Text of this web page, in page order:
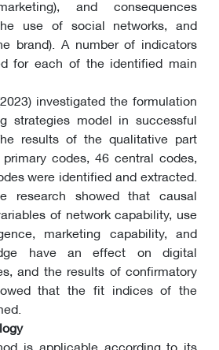
and consequences
use of social networks, and
brand). A number of indicators
for each of the identified main
investigated the formulation
strategies model in successful
results of the qualitative part
codes, 46 central codes,
were identified and extracted.
research showed that causal
of network capability, use
marketing capability, and
have an effect on digital
and the results of confirmatory
that the fit indices of the
is applicable according to its